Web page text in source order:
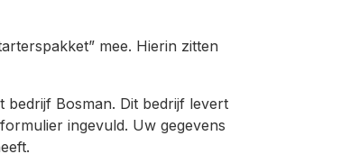
mee. Hierin zitten
Bosman. Dit bedrijf levert
ingevuld. Uw gegevens